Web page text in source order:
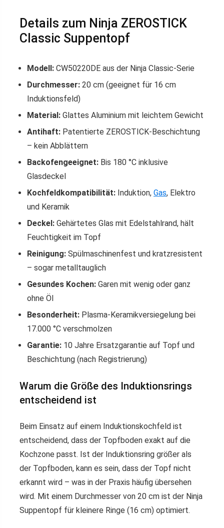
Details zum Ninja ZEROSTICK
Classic Suppentopf
Modell: CW50220DE aus der Ninja Classic-Serie
Durchmesser: 20 cm (geeignet für 16 cm
Induktionsfeld)
Material: Glattes Aluminium mit leichtem Gewicht
Antihaft: Patentierte ZEROSTICK-Beschichtung
– kein Abblättern
Backofengeeignet: Bis 180 °C inklusive
Glasdeckel
Kochfeldkompatibilität: Induktion, Gas, Elektro
und Keramik
Deckel: Gehärtetes Glas mit Edelstahlrand, hält
Feuchtigkeit im Topf
Reinigung: Spülmaschinenfest und kratzresistent
– sogar metalltauglich
Gesundes Kochen: Garen mit wenig oder ganz
ohne Öl
Besonderheit: Plasma-Keramikversiegelung bei
17.000 °C verschmolzen
Garantie: 10 Jahre Ersatzgarantie auf Topf und
Beschichtung (nach Registrierung)
Warum die Größe des Induktionsrings
entscheidend ist
Beim Einsatz auf einem Induktionskochfeld ist
entscheidend, dass der Topfboden exakt auf die
Kochzone passt. Ist der Induktionsring größer als
der Topfboden, kann es sein, dass der Topf nicht
erkannt wird – was in der Praxis häufig übersehen
wird. Mit einem Durchmesser von 20 cm ist der Ninja
Suppentopf für kleinere Ringe (16 cm) optimiert.